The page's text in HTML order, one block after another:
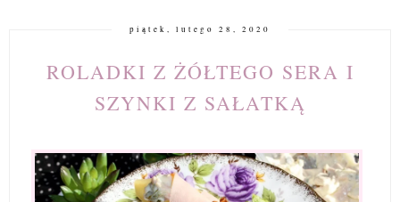
piątek, lutego 28, 2020
ROLADKI Z ŻÓŁTEGO SERA I
SZYNKI Z SAŁATKĄ